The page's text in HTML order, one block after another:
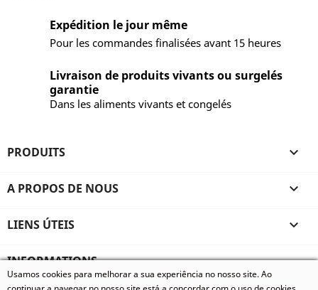
Expédition le jour même
Pour les commandes finalisées avant 15 heures
Livraison de produits vivants ou surgelés
garantie
Dans les aliments vivants et congelés
PRODUITS 
A PROPOS DE NOUS 
LIENS ÚTEIS 
INFORMATIONS
© 2026 - Vivum - Especializados em Animais Exóticos, todos
Usamos cookies para melhorar a sua experiência no nosso site. Ao